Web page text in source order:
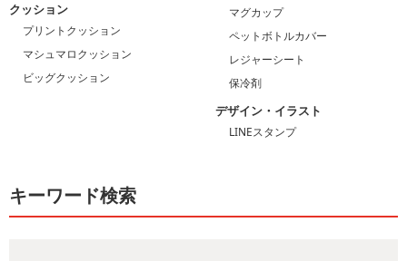
クッション
プリントクッション
マシュマロクッション
ビッグクッション
マグカップ
ペットボトルカバー
レジャーシート
保冷剤
デザイン・イラスト
LINEスタンプ
キーワード検索